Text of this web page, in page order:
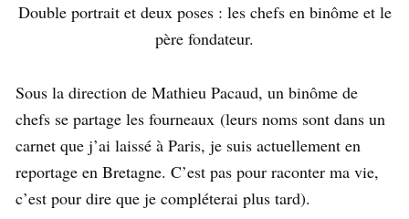
Double portrait et deux poses : les chefs en binôme et le
père fondateur.
Sous la direction de Mathieu Pacaud, un binôme de
chefs se partage les fourneaux (leurs noms sont dans un
carnet que j’ai laissé à Paris, je suis actuellement en
reportage en Bretagne. C’est pas pour raconter ma vie,
c’est pour dire que je compléterai plus tard).